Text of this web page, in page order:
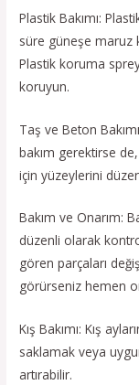
Plastik Bakımı:
süre güneşe maruz
Plastik koruma
koruyun.
Taş ve Beton
bakım gerektirse
için yüzeylerini
Bakım ve Onarım:
düzenli olarak
gören parçaları
görürseniz hemen
Kış Bakımı: Kış
saklamak veya
artırabilir.